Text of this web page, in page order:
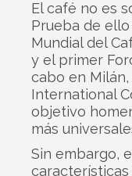
El café no es
Prueba de
Mundial del
y el primer
cabo en
International
objetivo
más
Sin embargo,